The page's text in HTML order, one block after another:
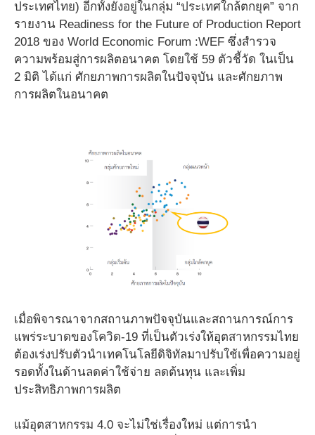
ประเทศไทย) อีกทั้งยังอยู่ในกลุ่ม “ประเทศใกล้ตกยุค” จาก
รายงาน Readiness for the Future of Production Report
2018 ของ World Economic Forum :WEF ซึ่งสำรวจ
ความพร้อมสู่การผลิตอนาคต โดยใช้ 59 ตัวชี้วัด ในเป็น
2 มิติ ได้แก่ ศักยภาพการผลิตในปัจจุบัน และศักยภาพ
การผลิตในอนาคต
เมื่อพิจารณาจากสถานภาพปัจจุบันและสถานการณ์การ
แพร่ระบาดของโควิด-19 ที่เป็นตัวเร่งให้อุตสาหกรรมไทย
ต้องเร่งปรับตัวนำเทคโนโลยีดิจิทัลมาปรับใช้เพื่อความอยู่
รอดทั้งในด้านลดค่าใช้จ่าย ลดต้นทุน และเพิ่ม
ประสิทธิภาพการผลิต
แม้อุตสาหกรรม 4.0 จะไม่ใช่เรื่องใหม่ แต่การนำ